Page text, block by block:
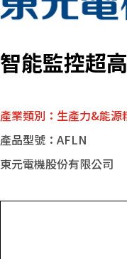
智能監控超
產業類別：生產力&能源
產品型號：AFLN
東元電機股份有限公司